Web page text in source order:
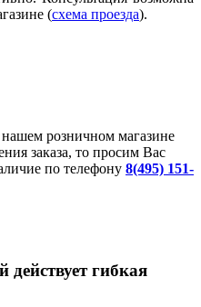
(схема проезда).
розничном магазине
заказа, то просим Вас
по телефону 8(495) 151-
гибкая